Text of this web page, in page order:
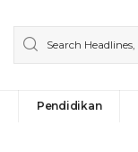
Pendidikan